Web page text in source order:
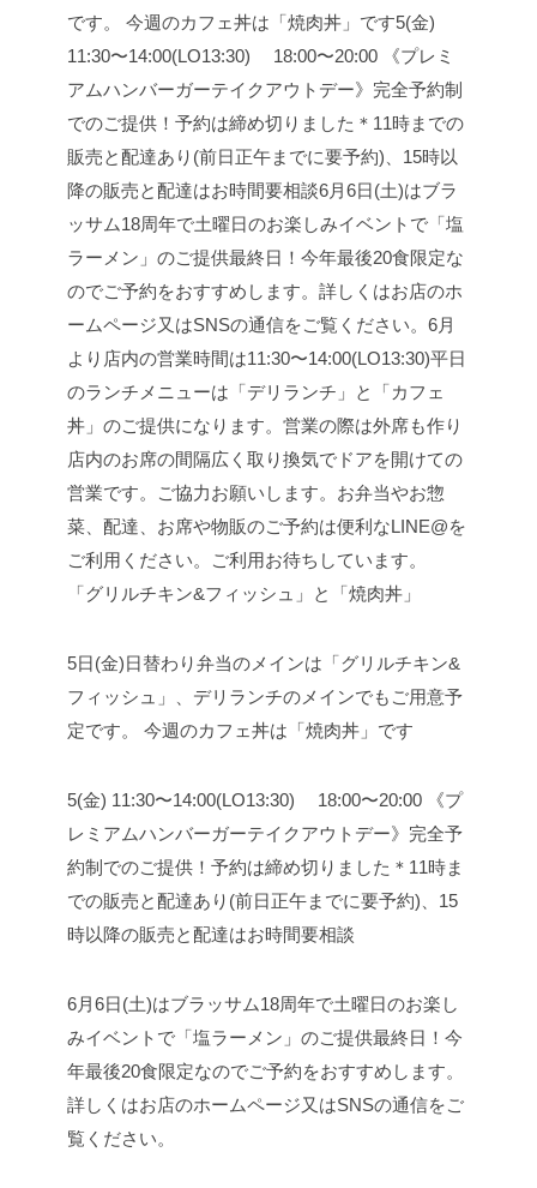
「グリルチキン&フィッシュ」と「焼肉丼」
5日(金)日替わり弁当のメインは「グリルチキン&
フィッシュ」、デリランチのメインでもご用意予
定です。 今週のカフェ丼は「焼肉丼」です
5(金) 11:30〜14:00(LO13:30) 18:00〜20:00 《プ
レミアムハンバーガーテイクアウトデー》完全予
約制でのご提供！予約は締め切りました＊11時ま
での販売と配達あり(前日正午までに要予約)、15
時以降の販売と配達はお時間要相談
6月6日(土)はブラッサム18周年で土曜日のお楽し
みイベントで「塩ラーメン」のご提供最終日！今
年最後20食限定なのでご予約をおすすめします。
詳しくはお店のホームページ又はSNSの通信をご
覧ください。